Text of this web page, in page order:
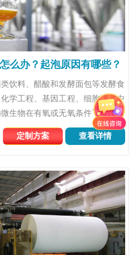
么办？起泡原因有哪些？
饮料、醋酸和发酵面包等发酵食
学工程、基因工程、细胞工程中
生物在有氧或无氧条件下来制备
要广泛应用于食品工业、生物、化
过程中，泡沫问题常常会出现，泡
定制方案 查看详情